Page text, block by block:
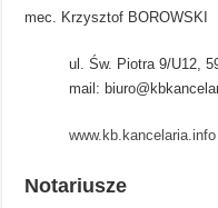
mec. Krzysztof BOROWSKI
ul. Św. Piotra 9/U12,
mail:
www.kb.kancelaria.info
Notariusze